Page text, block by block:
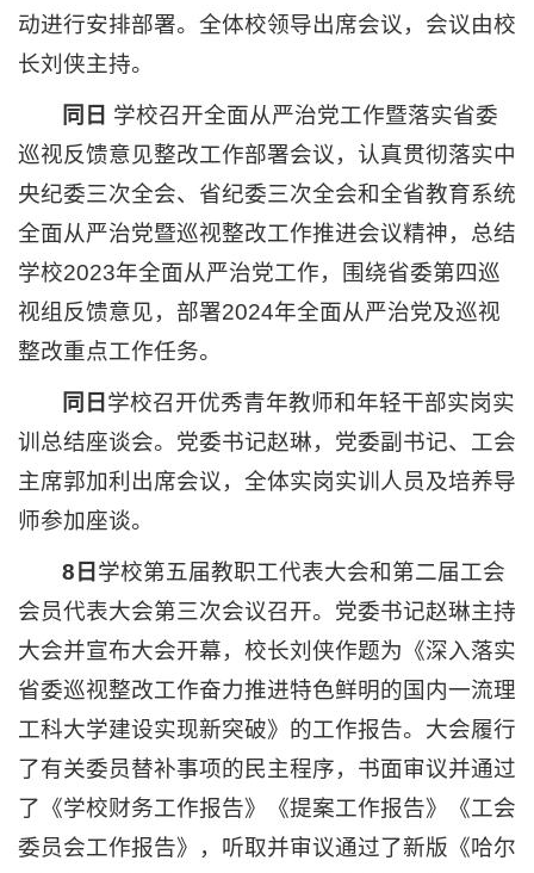
动进行安排部署。全体校领导出席会议，会议由校
长刘侠主持。
同日 学校召开全面从严治党工作暨落实省委
巡视反馈意见整改工作部署会议，认真贯彻落实中
央纪委三次全会、省纪委三次全会和全省教育系统
全面从严治党暨巡视整改工作推进会议精神，总结
学校2023年全面从严治党工作，围绕省委第四巡
视组反馈意见，部署2024年全面从严治党及巡视
整改重点工作任务。
同日 学校召开优秀青年教师和年轻干部实岗实
训总结座谈会。党委书记赵琳，党委副书记、工会
主席郭加利出席会议，全体实岗实训人员及培养导
师参加座谈。
8日 学校第五届教职工代表大会和第二届工会
会员代表大会第三次会议召开。党委书记赵琳主持
大会并宣布大会开幕，校长刘侠作题为《深入落实
省委巡视整改工作奋力推进特色鲜明的国内一流理
工科大学建设实现新突破》的工作报告。大会履行
了有关委员替补事项的民主程序，书面审议并通过
了《学校财务工作报告》《提案工作报告》《工会
委员会工作报告》，听取并审议通过了新版《哈尔